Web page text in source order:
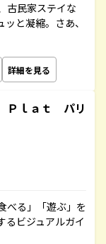
古民家ステイな
と凝縮。さあ、
詳細を見る
ｌａｔ パリ
べる」「遊ぶ」を
るビジュアルガイ